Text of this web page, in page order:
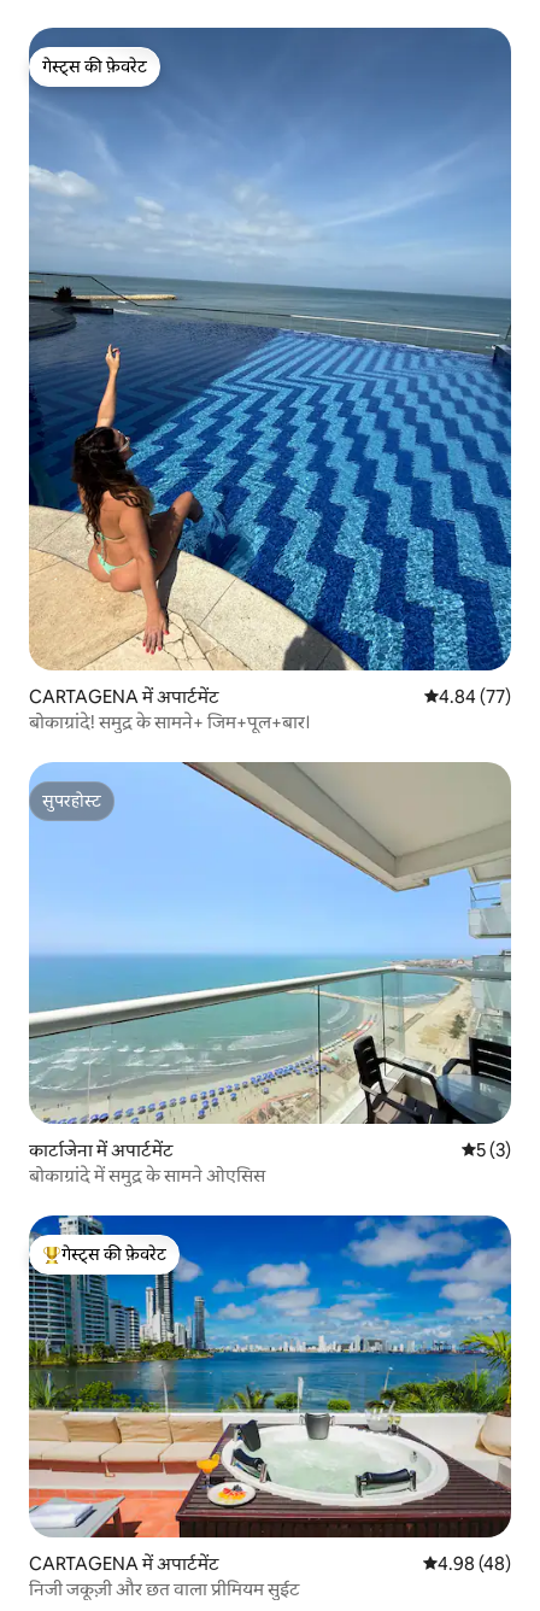
गेस्ट्स की फ़ेवरेट
गेस्ट्स की फ़ेवरेट
CARTAGENA में अपार्टमेंट औसत रेटिंग 5 में
4.84 (77)
बोकाग्रांदे! समुद्र के सामने+ जिम+पूल+बार।
सुपरहोस्ट
सुपरहोस्ट
कार्टाजेना में अपार्टमेंट औसत रेटिंग
5 (3)
बोकाग्रांदे में समुद्र के सामने ओएसिस
गेस्ट्स का टॉप फ़ेवरेट
गेस्ट्स की फ़ेवरेट
CARTAGENA में अपार्टमेंट औसत रेटिंग 5 में
4.98 (48)
निजी जकूज़ी और छत वाला प्रीमियम सुईट